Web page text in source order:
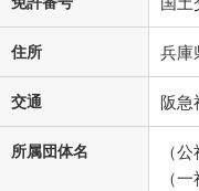
住所 兵庫
交通 阪急
所属団体名
（
（